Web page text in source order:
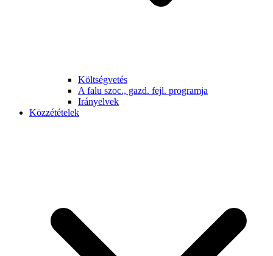
Költségvetés
A falu szoc., gazd. fejl. programja
Irányelvek
Közzétételek